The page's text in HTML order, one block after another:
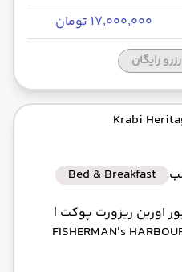
۱۷٬۰۰۰٬۰۰۰ تومان
رایگان
Bed & Breakfast
اوربن ریزورت پوکت |
FISHERMAN's